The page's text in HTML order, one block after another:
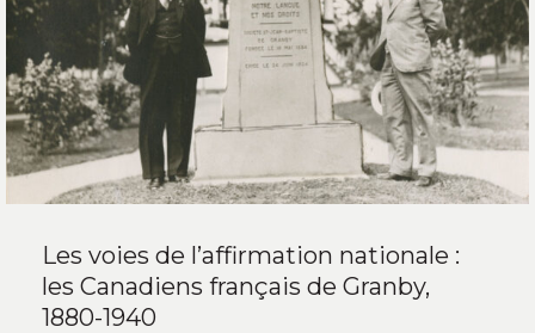
Les voies de l’affirmation nationale :
les Canadiens français de Granby,
1880-1940